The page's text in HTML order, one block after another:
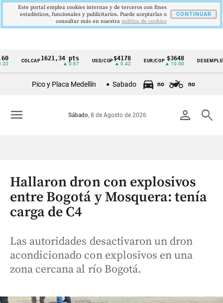
Cintillo
Colombia
COLCAP1621,34 pts USD/COP$4178
▲ 0.42
EUR/COP $3648
▲ 10.00
DESEMPLEO9,9
▼
Pico y Placa Medellín Sabado no no
person search
Sábado, 8 de Agosto de 2026
menu
Hallaron dron con explosivos
entre Bogotá y Mosquera: tenía
carga de C4
Las autoridades desactivaron un dron
acondicionado con explosivos en una
zona cercana al río Bogotá.
Este portal emplea cookies internas y de terceros con fines
estadísticos, funcionales y publicitarios. Puede aceptarlas o
consultar más en nuestra politica de cookies
CONTINUAR